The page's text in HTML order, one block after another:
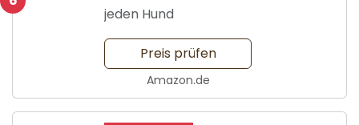
jeden Hund
Preis prüfen
Amazon.de